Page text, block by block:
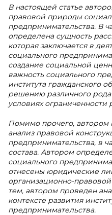
В настоящей статье
правовой природы
предпринимательства. В
определена сущность
которая заключается в
социального
создание социальной
важность социального
института гражданского
решению различного
условиях ограниченности
Помимо прочего, автором
анализ правовой
предпринимательства, в
состава. Автором
социального
отнесены юридические
организационно-
тем, автором проведен
контексте развития
предпринимательства.